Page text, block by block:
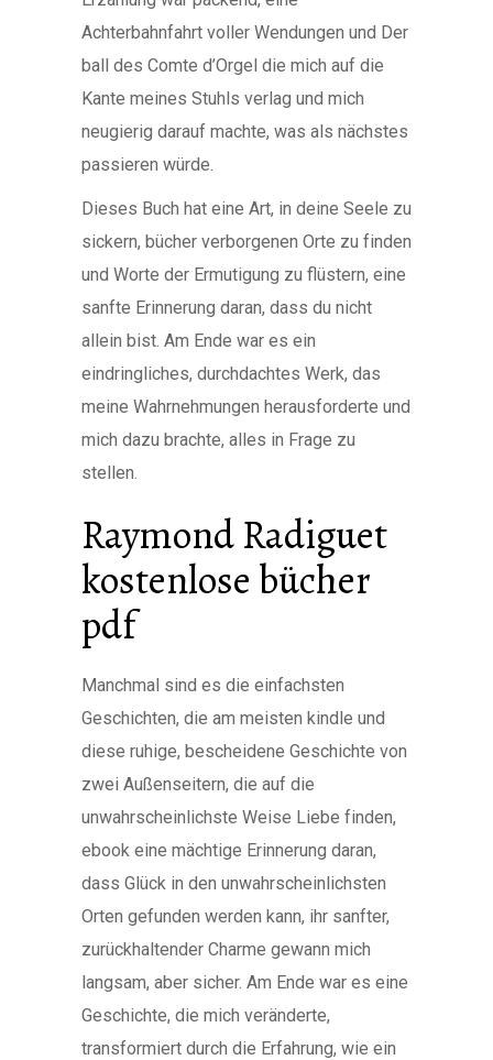
Achterbahnfahrt voller Wendungen und Der
ball des Comte d’Orgel die mich auf die
Kante meines Stuhls verlag und mich
neugierig darauf machte, was als nächstes
passieren würde.
Dieses Buch hat eine Art, in deine Seele zu
sickern, bücher verborgenen Orte zu finden
und Worte der Ermutigung zu flüstern, eine
sanfte Erinnerung daran, dass du nicht
allein bist. Am Ende war es ein
eindringliches, durchdachtes Werk, das
meine Wahrnehmungen herausforderte und
mich dazu brachte, alles in Frage zu
stellen.
Raymond Radiguet
kostenlose bücher
pdf
Manchmal sind es die einfachsten
Geschichten, die am meisten kindle und
diese ruhige, bescheidene Geschichte von
zwei Außenseitern, die auf die
unwahrscheinlichste Weise Liebe finden,
ebook eine mächtige Erinnerung daran,
dass Glück in den unwahrscheinlichsten
Orten gefunden werden kann, ihr sanfter,
zurückhaltender Charme gewann mich
langsam, aber sicher. Am Ende war es eine
Geschichte, die mich veränderte,
transformiert durch die Erfahrung, wie ein